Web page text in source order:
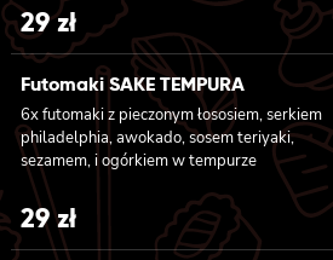
29zł
Futomaki SAKE TEMPURA
6x futomaki z pieczonym łososiem, serkiem
philadelphia, awokado, sosem teriyaki,
sezamem, i ogórkiem w tempurze
29zł